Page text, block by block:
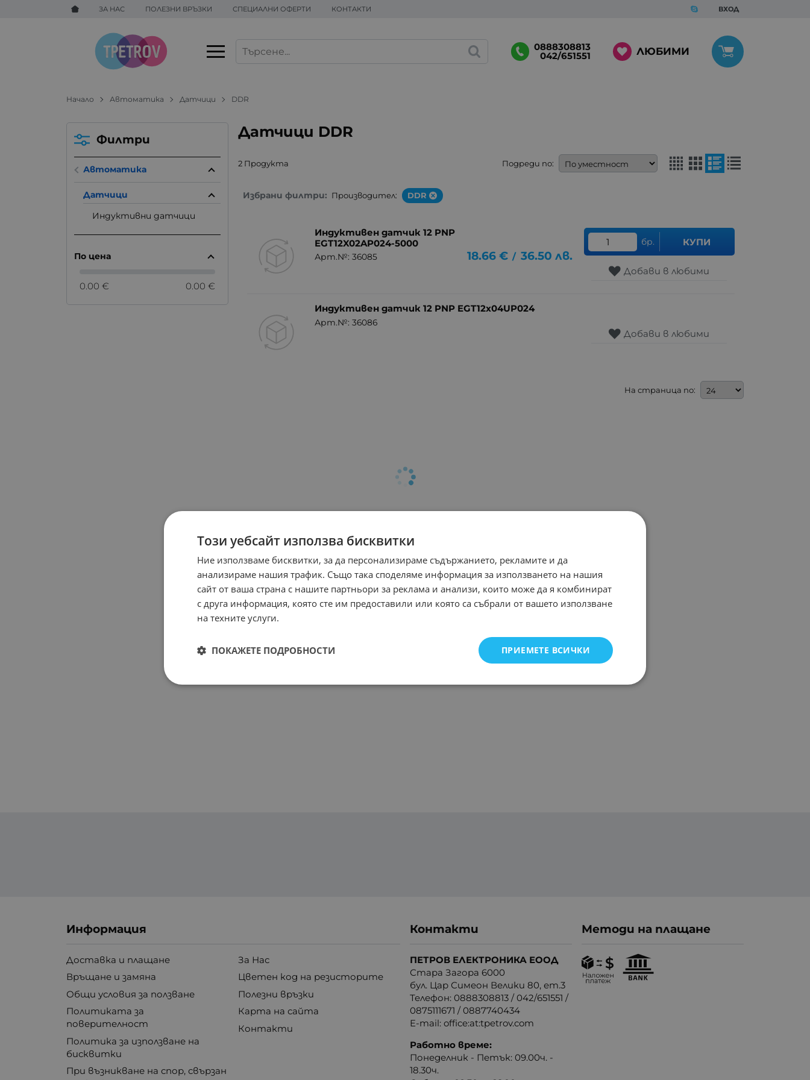
ЗА НАС ПОЛЕЗНИ ВРЪЗКИ СПЕЦИАЛНИ ОФЕРТИ КОНТАКТИ ВХОД
0888308813
042/651551 ЛЮБИМИ
Начало Автоматика Датчици DDR
Датчици DDR
2 Продукта Подреди по:
Избрани филтри: Производител: DDR
Индуктивен датчик 12 PNP
EGT12X02AP024-5000
Арт.№: 36085 18.66 € / 36.50 лв.
бр. КУПИ
Добави в любими
Индуктивен датчик 12 PNP EGT12x04UP024
Арт.№: 36086
Добави в любими
На страница по:
Филтри
Автоматика
Датчици
Индуктивни датчици
По цена
0.00 € 0.00 €
Информация
Доставка и плащане
Връщане и замяна
Общи условия за ползване
Политиката за
поверителност
Политика за използване на
бисквитки
При възникване на спор, свързан
За Нас
Цветен код на резисторите
Полезни връзки
Карта на сайта
Контакти
Контакти
ПЕТРОВ ЕЛЕКТРОНИКА ЕООД
Стара Загора 6000
бул. Цар Симеон Велики 80, ет.3
Телефон:0888308813 /042/651551 /
0875111671 /0887740434
E-mail:office:at:tpetrov.com
Работно време:
Понеделник - Петък: 09.00ч. -
18.30ч.
Методи на плащане
Този уебсайт използва бисквитки
Ние използваме бисквитки, за да персонализираме съдържанието, рекламите и да
анализираме нашия трафик. Също така споделяме информация за използването на нашия
сайт от ваша страна с нашите партньори за реклама и анализи, които може да я комбинират
с друга информация, която сте им предоставили или която са събрали от вашето използване
на техните услуги.
ПРИЕМЕТЕ ВСИЧКИ
ПОКАЖЕТЕ ПОДРОБНОСТИ